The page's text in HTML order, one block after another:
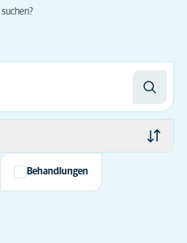
Behandlungen